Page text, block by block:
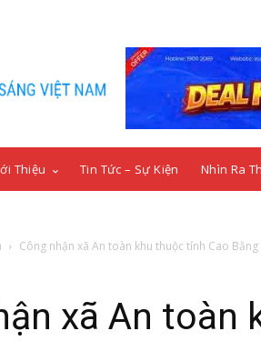
Thiệu Tin Tức – Sự Kiện Nhìn Ra
Công nhận xã An toàn khu thuộc tỉnh Cao Bằng
xã An toàn